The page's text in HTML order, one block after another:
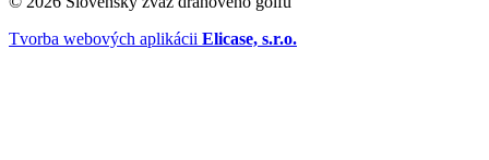
Tvorba webových aplikácii Elicase, s.r.o.